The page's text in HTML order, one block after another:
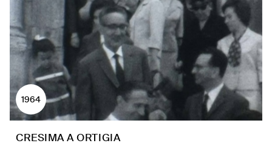
1964
CRESIMA A ORTIGIA